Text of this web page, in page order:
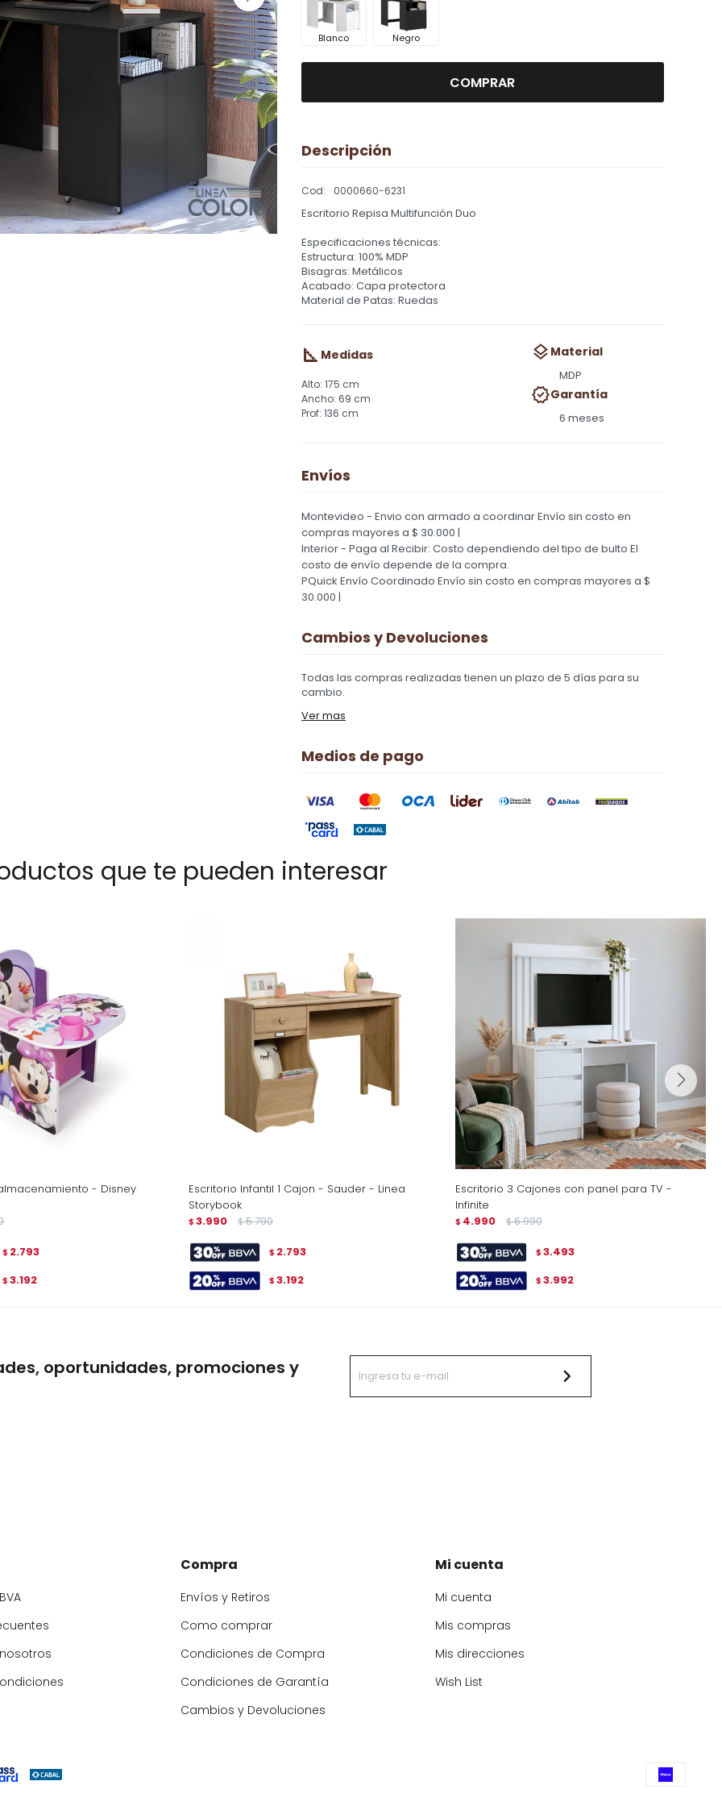
Blanco Negro
COMPRAR
Descripción
0000660-6231
Escritorio Repisa Multifunción Duo
Especificaciones técnicas:
Estructura: 100% MDP
Bisagras: Metálicos
Acabado: Capa protectora
Material de Patas: Ruedas
Medidas
175 cm
69 cm
136 cm
Material
MDP
Garantía
6 meses
Envíos
Montevideo - Envio con armado a coordinarEnvío sin costo en
compras mayores a $ 30.000 |
Interior - Paga al Recibir: Costo dependiendo del tipo de bulto El
costo de envío depende de la compra.
PQuick Envío Coordinado Envío sin costo en compras mayores a $
30.000 |
Cambios y Devoluciones
Todas las compras realizadas tienen un plazo de 5 días para su
cambio.
Ver mas
Medios de pago
que te pueden interesar
- Disney
$ 2.793
$ 3.192
Escritorio Infantil 1 Cajon - Sauder - Linea
Storybook
$ 3.990 $ 5.790
$ 2.793
$ 3.192
Escritorio 3 Cajones con panel para TV -
Infinite
$ 4.990 $ 6.990
$ 3.493
$ 3.992
oportunidades, promociones y
Compra
Envíos y Retiros
Como comprar
Condiciones de Compra
Condiciones de Garantía
Cambios y Devoluciones
Mi cuenta
Mi cuenta
Mis compras
Mis direcciones
Wish List